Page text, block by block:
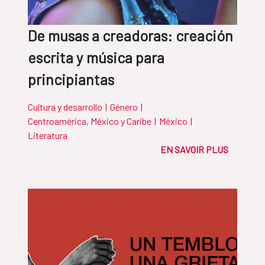
De musas a creadoras: creación
escrita y música para
principiantas
Cultura y desarrollo | Género |
Centroamérica, México y Caribe | México |
Literatura
EN SAVOIR PLUS